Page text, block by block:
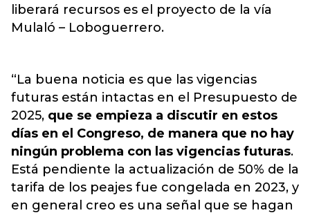
liberará recursos es el proyecto de la vía
Mulaló – Loboguerrero.
“La buena noticia es que las vigencias
futuras están intactas en el Presupuesto de
2025, que se empieza a discutir en estos
días en el Congreso, de manera que no hay
ningún problema con las vigencias futuras.
Está pendiente la actualización de 50% de la
tarifa de los peajes fue congelada en 2023, y
en general creo es una señal que se hagan